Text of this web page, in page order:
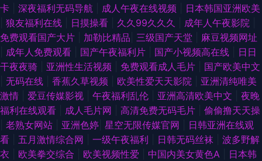
卡
深夜福利无码导航 成人午夜在线视频
日本韩国亚洲欧美
狼友福利在线 日摸操看 久久99久久久 成年人午夜影院
免费观看国产大片
加勒比精品 三级国产天堂
麻豆视频网址
成年人免费观看 国产午夜福利片 国产小视频高在线
日日
干夜夜骑
亚洲性生活视频 免费观看成人毛片
国产欧美中文
无码在线 香蕉久草视频 欧美性爱天天影院
亚洲清纯唯美
激情
爱豆传媒影视 午夜福利乱伦 亚洲高清欧美中文
夜晚
福利在线观看
成人毛片网 高清免费无码毛片
偷偷撸天天操
老熟女网站 亚洲色婷 星空无限传媒官网
日韩亚洲在线观
看
五月激情综合网 一级午夜福利 日韩无码丝袜
波多野解
衣
欧美拳交综合 欧美视频性爱 中国内美女黄色A 日本韩